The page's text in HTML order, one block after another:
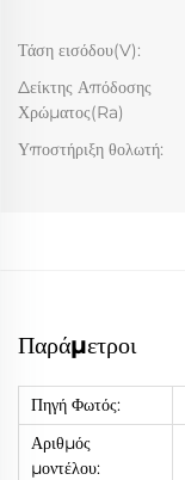
Τάση εισόδου(V):
Δείκτης Απόδοσης
Χρώματος(Ra)
Υποστήριξη θολωτή:
Παράμετροι
Πηγή Φωτός:
Αριθμός
μοντέλου: